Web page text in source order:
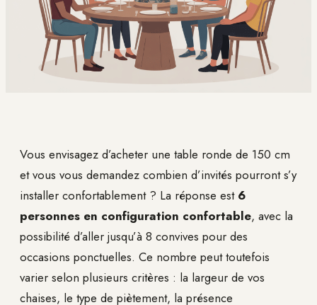
Vous envisagez d’acheter une table ronde de 150 cm
et vous vous demandez combien d’invités pourront s’y
installer confortablement ? La réponse est 6
personnes en configuration confortable, avec la
possibilité d’aller jusqu’à 8 convives pour des
occasions ponctuelles. Ce nombre peut toutefois
varier selon plusieurs critères : la largeur de vos
chaises, le type de piètement, la présence